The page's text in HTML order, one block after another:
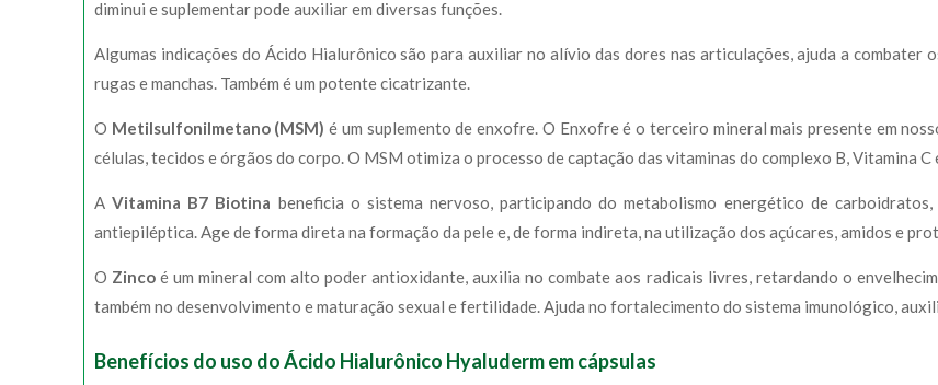
diminui e suplementar pode auxiliar em diversas funções.
Algumas indicações do Ácido Hialurônico são para auxiliar no alívio das dores nas articulações, ajuda a combater
rugas e manchas. Também é um potente cicatrizante.
O Metilsulfonilmetano (MSM) é um suplemento de enxofre. O Enxofre é o terceiro mineral mais presente em
células, tecidos e órgãos do corpo. O MSM otimiza o processo de captação das vitaminas do complexo B, Vitamina
AVitamina B7 Biotina beneficia o sistema nervoso, participando do metabolismo energético de
antiepiléptica. Age de forma direta na formação da pele e, de forma indireta, na utilização dos açúcares, amidos e
O Zinco é um mineral com alto poder antioxidante, auxilia no combate aos radicais livres, retardando o
também no desenvolvimento e maturação sexual e fertilidade. Ajuda no fortalecimento do sistema imunológico,
Benefícios do uso do Ácido Hialurônico Hyaluderm em cápsulas